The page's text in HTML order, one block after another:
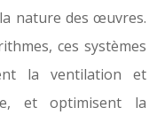
nature des œuvres.
ces systèmes
la ventilation et
et optimisent la